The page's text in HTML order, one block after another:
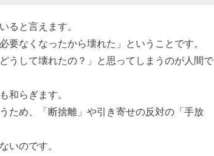
ると言えます。
要なくなったから壊れた」ということです。
うして壊れたの？」と思ってしまうのが人間で
和らぎます。
ため、「断捨離」や引き寄せの反対の「手放
いのです。